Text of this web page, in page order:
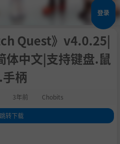
登录
Quest》v4.0.25|
体中文|支持键盘.鼠
柄
3年前 Chobits
跳转下载